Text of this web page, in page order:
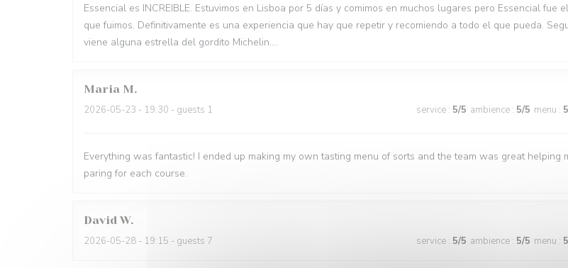
Essencial es INCREIBLE. Estuvimos en Lisboa por 5 días y comimos en muchos lugares pero Essencial fue
que fuimos. Definitivamente es una experiencia que hay que repetir y recomiendo a todo el que pueda.
viene alguna estrella del gordito Michelin....
Maria M
2026-05-23 - 19:30 - guests 1 service : 5/5 ambience : 5/5 menu : 5
Everything was fantastic! I ended up making my own tasting menu of sorts and the team was great helping
paring for each course.
David W
2026-05-28 - 19:15 - guests 7 service : 5/5 ambience : 5/5 menu : 5